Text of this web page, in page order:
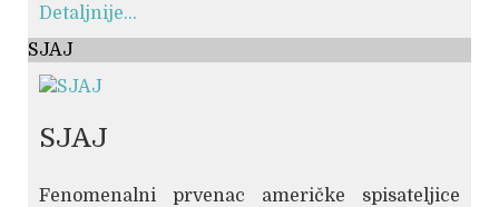
Detaljnije...
SJAJ
SJAJ
Fenomenalni prvenac američke spisateljice